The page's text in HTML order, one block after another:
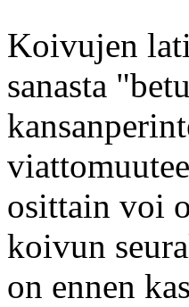
Koivujen
sanasta
osittain voi
koivun
on ennen